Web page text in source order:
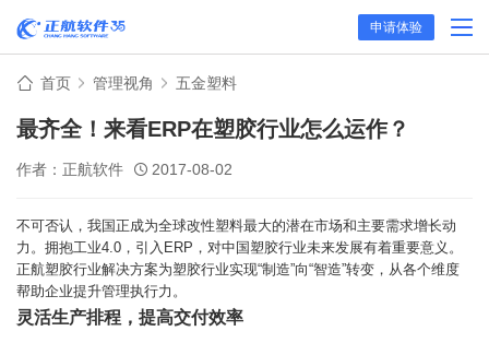
申请体验
首页 管理视角 五金塑料
最齐全！来看ERP在塑胶行业怎么运作？
作者：正航软件 2017-08-02
不可否认，我国正成为全球改性塑料最大的潜在市场和主要需求增长动
力。拥抱工业4.0，引入ERP，对中国塑胶行业未来发展有着重要意义。
正航塑胶行业解决方案为塑胶行业实现“制造”向“智造”转变，从各个维度
帮助企业提升管理执行力。
灵活生产排程，提高交付效率